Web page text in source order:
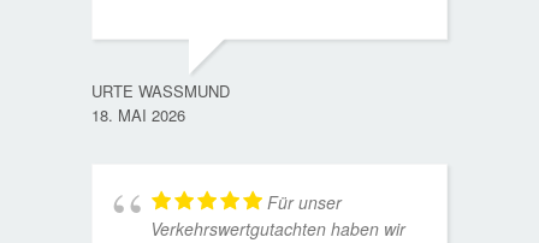
URTE WASSMUND
18. MAI 2026
Für unser
Verkehrswertgutachten haben wir